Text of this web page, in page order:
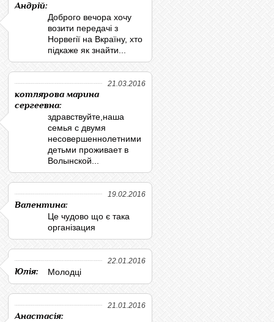
Андрій:
Доброго вечора хочу
возити передачі з
Норвегії на Вкраїну, хто
підкаже як знайти...
21.03.2016
котлярова марина
сергеевна:
здравствуйте,наша
семья с двумя
несовершеннолетними
детьми проживает в
Волынской...
19.02.2016
Валентина:
Це чудово що є така
організация
22.01.2016
Юлія: Молодці
21.01.2016
Анастасія: